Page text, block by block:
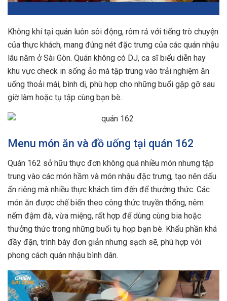
Không khí tại quán luôn sôi động, rôm rả với tiếng trò chuyện
của thực khách, mang đúng nét đặc trưng của các quán nhậu
lâu năm ở Sài Gòn. Quán không có DJ, ca sĩ biểu diễn hay
khu vực check in sống ảo mà tập trung vào trải nghiệm ăn
uống thoải mái, bình dị, phù hợp cho những buổi gặp gỡ sau
giờ làm hoặc tụ tập cùng bạn bè.
Menu món ăn và đồ uống tại quán 162
Quán 162 sở hữu thực đơn không quá nhiều món nhưng tập
trung vào các món hầm và món nhậu đặc trưng, tạo nên dấu
ấn riêng mà nhiều thực khách tìm đến để thưởng thức. Các
món ăn được chế biến theo công thức truyền thống, nêm
nếm đậm đà, vừa miệng, rất hợp để dùng cùng bia hoặc
thưởng thức trong những buổi tụ họp bạn bè. Khẩu phần khá
đầy đặn, trình bày đơn giản nhưng sạch sẽ, phù hợp với
phong cách quán nhậu bình dân.